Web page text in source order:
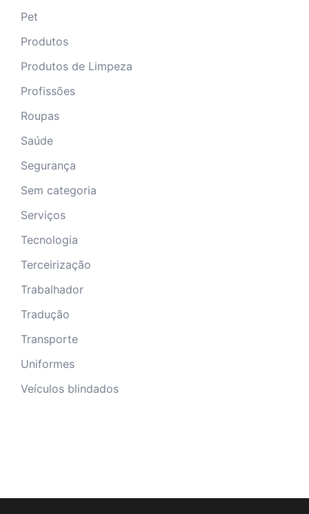
Pet
Produtos
Produtos de Limpeza
Profissões
Roupas
Saúde
Segurança
Sem categoria
Serviços
Tecnologia
Terceirização
Trabalhador
Tradução
Transporte
Uniformes
Veículos blindados